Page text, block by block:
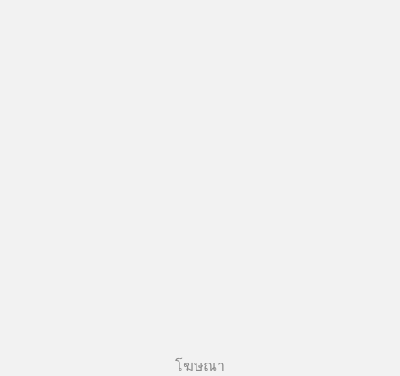
perplexity/ ติดตามสาระดี ๆ อัพเดททุกโฆษณา